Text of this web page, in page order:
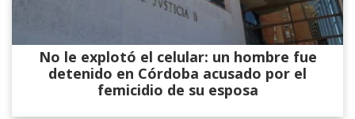
No le explotó el celular: un hombre fue
detenido en Córdoba acusado por el
femicidio de su esposa